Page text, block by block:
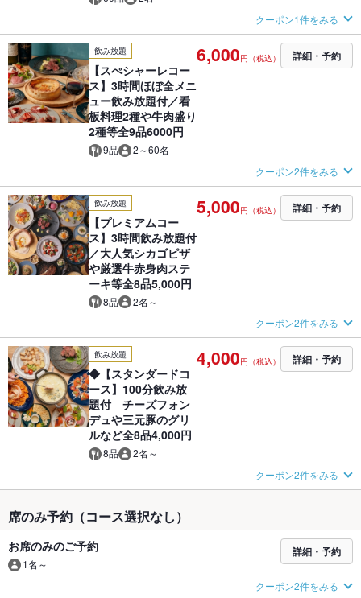
クーポン1件をみる
飲み放題
【スぺシャーレコー
ス】3時間ほぼ全メニ
ュー飲み放題付／看
板料理2種や牛肉盛り
2種等全9品6000円
9品 2～60名
6,000円（税込） 詳細・予約
クーポン2件をみる
飲み放題
【プレミアムコー
ス】3時間飲み放題付
／大人気シカゴピザ
や厳選牛赤身肉ステ
ーキ等全8品5,000円
8品 2名～
5,000円（税込） 詳細・予約
クーポン2件をみる
飲み放題
◆【スタンダードコ
ース】100分飲み放
題付 チーズフォン
デュや三元豚のグリ
ルなど全8品4,000円
8品 2名～
4,000円（税込） 詳細・予約
クーポン2件をみる
席のみ予約（コース選択なし）
お席のみのご予約
1名～
詳細・予約
クーポン2件をみる